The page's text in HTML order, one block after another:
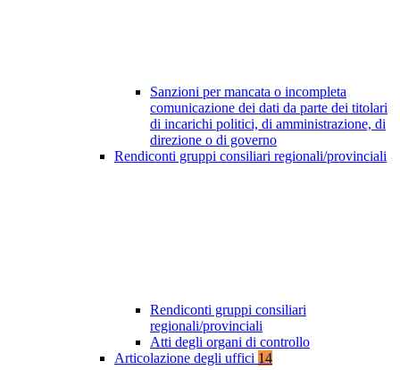
Sanzioni per mancata o incompleta
comunicazione dei dati da parte dei titolari
di incarichi politici, di amministrazione, di
direzione o di governo
Rendiconti gruppi consiliari regionali/provinciali
Rendiconti gruppi consiliari
regionali/provinciali
Atti degli organi di controllo
Articolazione degli uffici 14